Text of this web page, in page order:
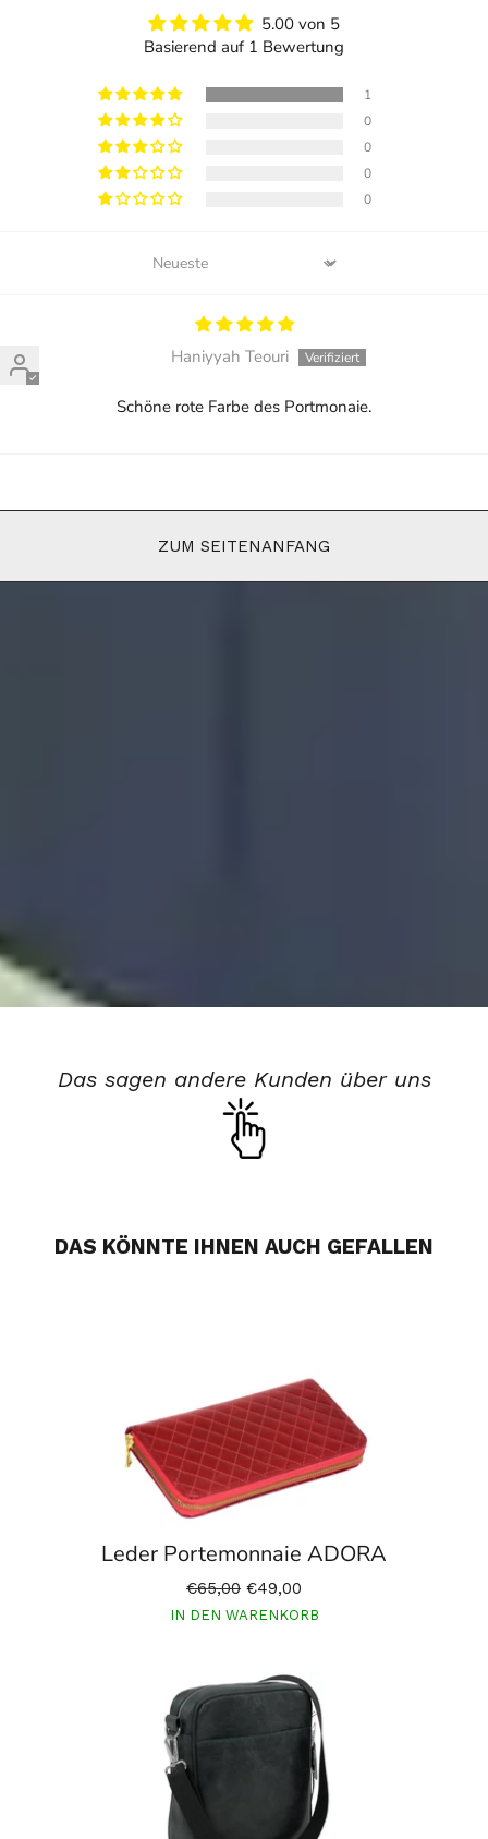
5.00 von 5
Basierend auf 1 Bewertung
1
0
0
0
0
Sort by
Haniyyah Teouri
Schöne rote Farbe des Portmonaie.
ZUM SEITENANFANG
Das sagen andere Kunden über uns
DAS KÖNNTE IHNEN AUCH GEFALLEN
Leder Portemonnaie ADORA
€65,00 €49,00
IN DEN WARENKORB